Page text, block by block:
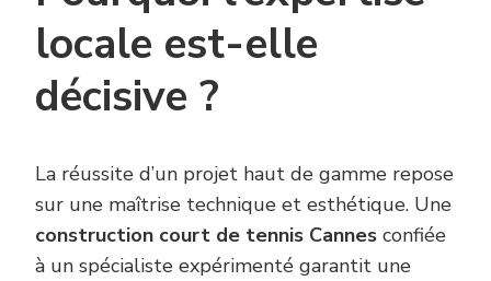
locale est-elle
décisive ?
La réussite d’un projet haut de gamme repose
sur une maîtrise technique et esthétique. Une
construction court de tennis Cannes confiée
à un spécialiste expérimenté garantit une